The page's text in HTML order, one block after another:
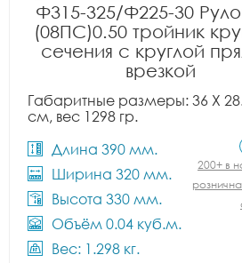
Ф315-325/Ф225-30
(08ПС)0.50 тройник
сечения с круглой
врезкой
Габаритные размеры: 36 X
см, вес 1298 гр.
Длина 390 мм.
Ширина 320 мм.
Высота 330 мм.
Объём 0.04 куб.м.
Вес: 1.298 кг.
200+ в